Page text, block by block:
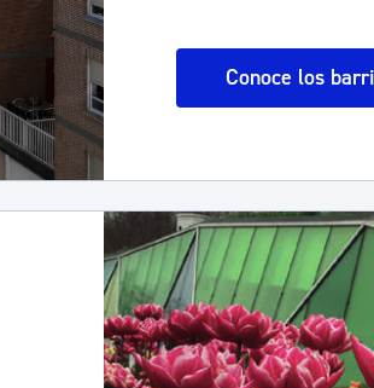
Conoce los